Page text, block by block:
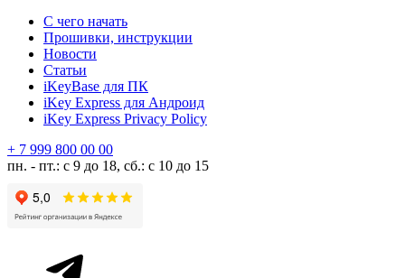
С чего начать
Прошивки, инструкции
Новости
Статьи
iKeyBase для ПК
iKey Express для Андроид
iKey Express Privacy Policy
+ 7 999 800 00 00
пн. - пт.: с 9 до 18, сб.: с 10 до 15